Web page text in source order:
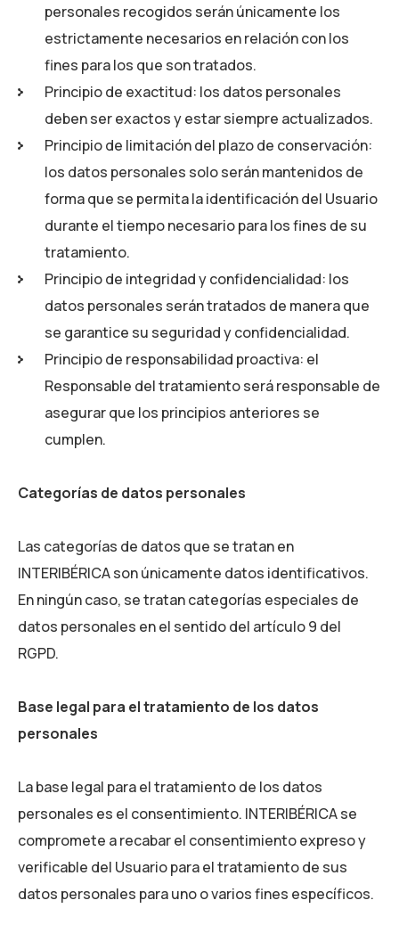
personales recogidos serán únicamente los
estrictamente necesarios en relación con los
fines para los que son tratados.
Principio de exactitud: los datos personales
deben ser exactos y estar siempre actualizados.
Principio de limitación del plazo de conservación:
los datos personales solo serán mantenidos de
forma que se permita la identificación del Usuario
durante el tiempo necesario para los fines de su
tratamiento.
Principio de integridad y confidencialidad: los
datos personales serán tratados de manera que
se garantice su seguridad y confidencialidad.
Principio de responsabilidad proactiva: el
Responsable del tratamiento será responsable de
asegurar que los principios anteriores se
cumplen.
Categorías de datos personales
Las categorías de datos que se tratan en
INTERIBÉRICAson únicamente datos identificativos.
En ningún caso, se tratan categorías especiales de
datos personales en el sentido del artículo 9 del
RGPD.
Base legal para el tratamiento de los datos
personales
La base legal para el tratamiento de los datos
personales es el consentimiento. INTERIBÉRICAse
compromete a recabar el consentimiento expreso y
verificable del Usuario para el tratamiento de sus
datos personales para uno o varios fines específicos.